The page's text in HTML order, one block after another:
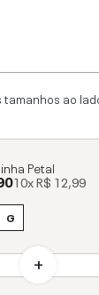
ao
Petal
10xR$ 12,99
G